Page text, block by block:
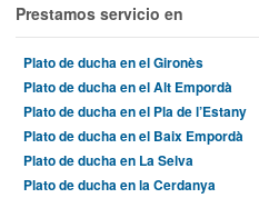
Prestamos servicio en
Plato de ducha en el Gironès
Plato de ducha en el Alt Empordà
Plato de ducha en el Pla de l’Estany
Plato de ducha en el Baix Empordà
Plato de ducha en La Selva
Plato de ducha en la Cerdanya